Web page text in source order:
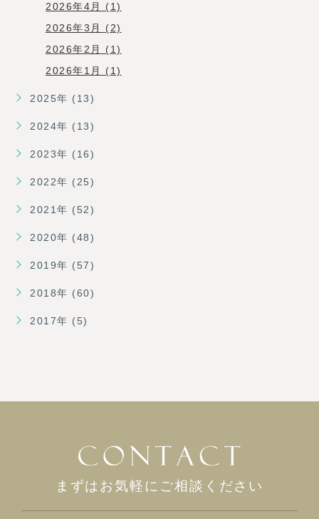
2026年4月 (1)
2026年3月 (2)
2026年2月 (1)
2026年1月 (1)
2025年 (13)
2024年 (13)
2023年 (16)
2022年 (25)
2021年 (52)
2020年 (48)
2019年 (57)
2018年 (60)
2017年 (5)
まずはお気軽にご相談ください